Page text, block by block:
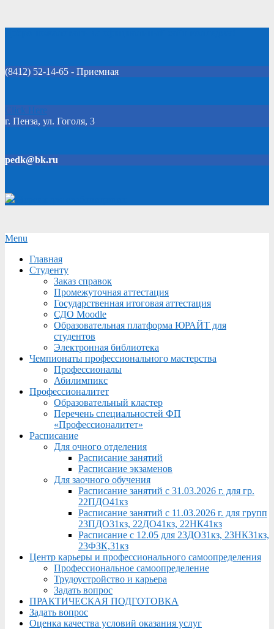
(8412) 52-14-65 - Приемная
Click Here
г. Пенза, ул. Гоголя, 3
pedk@bk.ru
Secondary
Menu
Menu
Главная
Студенту
Заказ справок
Промежуточная аттестация
Государственная итоговая аттестация
СДО Moodle
Образовательная платформа ЮРАЙТ для
студентов
Электронная библиотека
Чемпионаты профессионального мастерства
Профессионалы
Абилимпикс
Профессионалитет
Образовательный кластер
Перечень специальностей ФП
«Профессионалитет»
Расписание
Для очного отделения
Расписание занятий
Расписание экзаменов
Для заочного обучения
Расписание занятий с 31.03.2026 г. для гр.
22ПДО41кз
Расписание занятий с 11.03.2026 г. для групп
23ПДО31кз, 22ДО41кз, 22НК41кз
Расписание с 12.05 для 23ДО31кз, 23НК31кз,
23ФЗК,31кз
Центр карьеры и профессионального самоопределения
Профессиональное самоопределение
Трудоустройство и карьера
Задать вопрос
ПРАКТИЧЕСКАЯ ПОДГОТОВКА
Задать вопрос
Оценка качества условий оказания услуг